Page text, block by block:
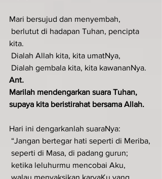
Mari bersujud dan menyembah,
kita.
Dialah Allah kita, kita umatNya,
Dialah gembala kita, kita kawananNya.
Ant.
Marilah mendengarkan suara Tuhan,
supaya kita beristirahat bersama Allah.
Hari ini dengarkanlah suaraNya:
“Jangan bertegar hati seperti di Meriba,
seperti di Masa, di padang gurun;
ketika leluhurmu mencobai Aku,